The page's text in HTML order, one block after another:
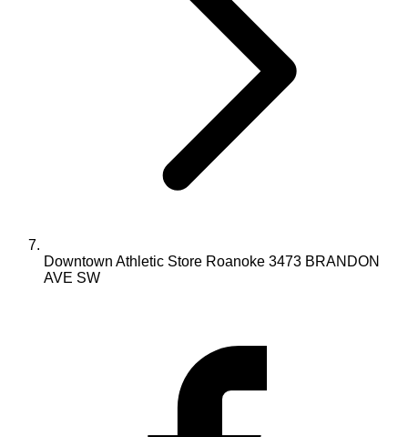
Downtown Athletic Store Roanoke 3473 BRANDON
AVE SW